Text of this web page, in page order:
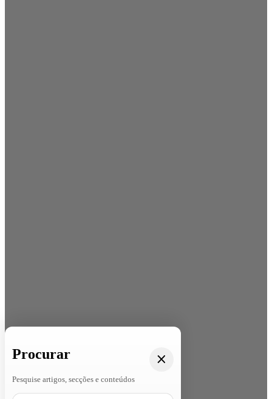
Procurar
Pesquise artigos, secções e conteúdos